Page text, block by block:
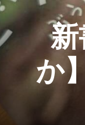
か